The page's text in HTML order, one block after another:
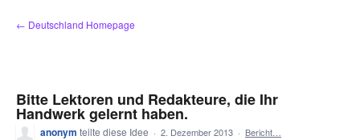
Zum
Inhalt
← Deutschland Homepage
Bitte Lektoren und Redakteure, die Ihr
Handwerk gelernt haben.
anonym teilte diese Idee · 2. Dezember 2013 · Bericht…